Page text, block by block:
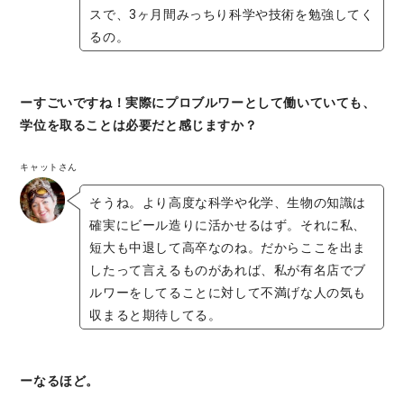
スで、3ヶ月間みっちり科学や技術を勉強してく
るの。
ーすごいですね！実際にプロブルワーとして働いていても、
学位を取ることは必要だと感じますか？
キャットさん
そうね。より高度な科学や化学、生物の知識は
確実にビール造りに活かせるはず。それに私、
短大も中退して高卒なのね。だからここを出ま
したって言えるものがあれば、私が有名店でブ
ルワーをしてることに対して不満げな人の気も
収まると期待してる。
ーなるほど。